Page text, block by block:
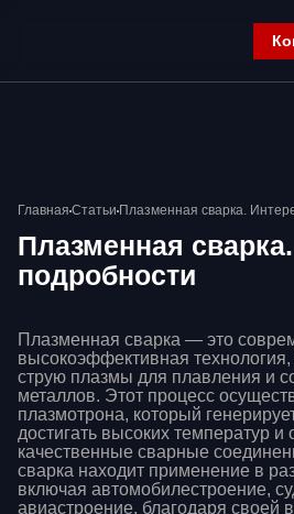
Главная Статьи Плазменная сварка.
Плазменная
подробности
Плазменная сварка — это
высокоэффективная технология,
струю плазмы для плавления и
металлов. Этот процесс
плазмотрона, который
достигать высоких температур и
качественные сварные
сварка находит применение в
включая автомобилестроение,
авиастроение, благодаря своей